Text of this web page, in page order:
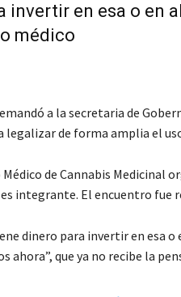
invertir en esa o en
médico
a la secretaria de
de forma amplia el
de Cannabis Medicinal
integrante. El encuentro fue
dinero para invertir en esa o
que ya no recibe la